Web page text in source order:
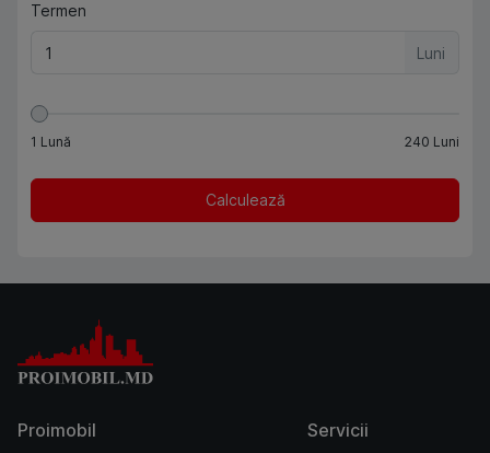
Termen
Luni
1 Lună 240 Luni
Calculează
Proimobil Servicii